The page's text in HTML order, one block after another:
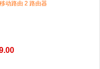
动路由 2 路由器